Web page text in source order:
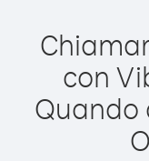
con
Quando